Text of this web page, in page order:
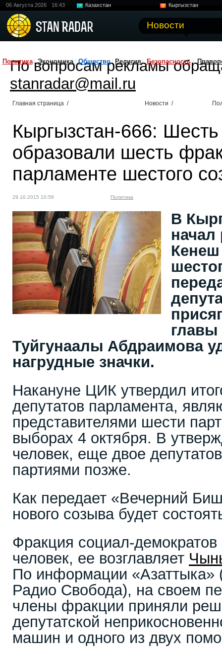
06 Августа 2026 16:43 Казахстан
Кыргызстан
Новости
Политика Экономика Общество Религия Безопасность
По вопросам рекламы
stanradar@mail.ru
Главная страница / Новости /
Кыргызстан-666:
образовали шесть
парламенте шестого
29.10.2015 10:56 Политика
В
начал
Кенеш
главы
Туйгунаалы Абдраимова
нагрудные значки.
Накануне ЦИК утвердил
депутатов парламента,
представителями шести
выборах 4 октября. В
человек, еще двое
партиями позже.
Как передает «Вечерний
нового созыва будет
Фракция социал-демократов
человек, ее возглавляет
По информации «Азаттыка»
Радио Свобода), на своем
члены фракции приняли
депутатской
машин и одного из двух